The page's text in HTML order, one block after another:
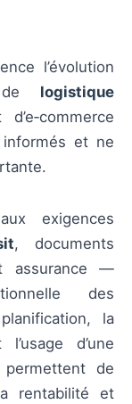
l’évolution
de logistique
et ne
exigences
, documents
assurance —
des
la
d’une
permettent de
rentabilité et